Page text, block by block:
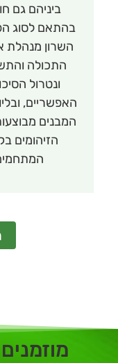
ביניהם גם
בהתאם לסוג
השרון מנהלת
התכולה
ונטרול
האפשריים,
המבנים
הזיהומים